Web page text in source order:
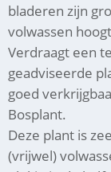
bladeren zijn
volwassen
Verdraagt een
geadviseerde
Is goed
Bosplant.
Deze plant is
(vrijwel)